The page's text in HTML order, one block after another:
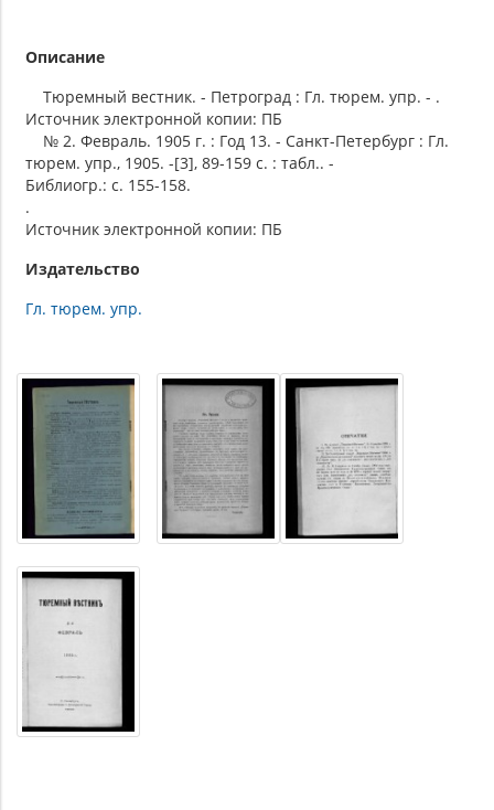
Описание
Тюремный вестник. - Петроград : Гл. тюрем. упр. - .
Источник электронной копии: ПБ
№ 2. Февраль. 1905 г. : Год 13. - Санкт-Петербург : Гл.
тюрем. упр., 1905. -[3], 89-159 с. : табл.. -
Библиогр.: с. 155-158.
.
Источник электронной копии: ПБ
Издательство
Гл. тюрем. упр.